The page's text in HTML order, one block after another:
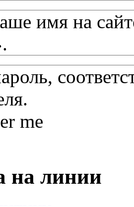
имя на
me
на линии